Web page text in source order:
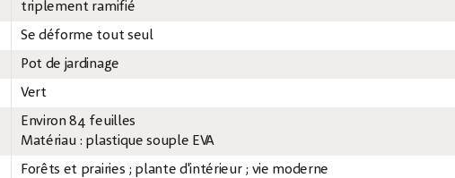
triplement ramifié
Se déforme tout seul
Pot de jardinage
Vert
Environ 84 feuilles
Matériau : plastique souple EVA
Forêts et prairies ; plante d'intérieur ; vie moderne